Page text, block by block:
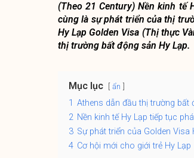
(Theo 21 Century) Nền kinh tế
cùng là sự phát triển của thị
Hy Lạp Golden Visa (Thị thực
thị trường bất động sản Hy Lạp.
Mục lục ẩn
1 Athens dẫn đầu thị trường bất
2 Nền kinh tế Hy Lạp tiếp tục
3 Sự phát triển của Golden Visa
4 Cơ hội mới cho giới trẻ Hy Lạp